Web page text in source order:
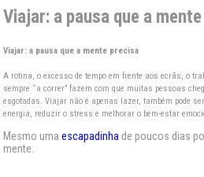
Viajar: a pausa que a
Viajar: a pausa que a mente precisa
A rotina, o excesso de tempo em frente aos ecrãs, o
sempre “a correr” fazem com que muitas pessoas
esgotadas. Viajar não é apenas lazer, também pode
energia, reduzir o stress e melhorar o bem-estar
Mesmo umaescapadinha de poucos dias
mente.